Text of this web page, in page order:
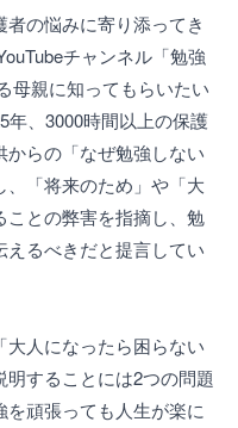
の悩みに寄り添ってき
チャンネル「勉強
母親に知ってもらいたい
年、3000時間以上の保護
らの「なぜ勉強しない
「将来のため」や「大
ことの弊害を指摘し、勉
るべきだと提言してい
人になったら困らない
することには2つの問題
頑張っても人生が楽に